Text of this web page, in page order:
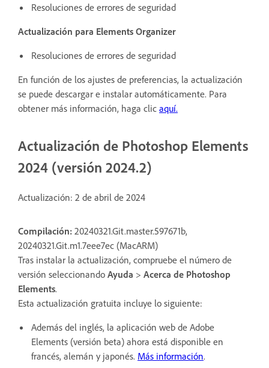
Resoluciones de errores de seguridad
Actualización para Elements Organizer
Resoluciones de errores de seguridad
En función de los ajustes de preferencias, la actualización
se puede descargar e instalar automáticamente. Para
obtener más información, haga clic aquí.
Actualización de Photoshop Elements
2024 (versión 2024.2)
Actualización: 2 de abril de 2024
Compilación: 20240321.Git.master.597671b,
20240321.Git.m1.7eee7ec (MacARM)
Tras instalar la actualización, compruebe el número de
versión seleccionando Ayuda > Acerca de Photoshop
Elements.
Esta actualización gratuita incluye lo siguiente:
Además del inglés, la aplicación web de Adobe
Elements (versión beta) ahora está disponible en
francés, alemán y japonés. Más información.